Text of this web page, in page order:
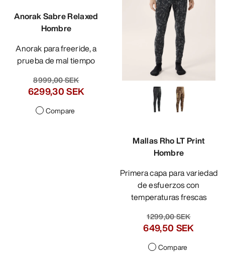
Anorak Sabre Relaxed
Hombre
Anorak para freeride, a
prueba de mal tiempo
8999,00 SEK
6299,30 SEK
Compare
Mallas Rho LT Print
Hombre
Primera capa para variedad
de esfuerzos con
temperaturas frescas
1299,00 SEK
649,50 SEK
Compare